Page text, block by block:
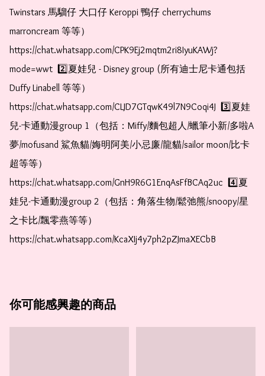
Twinstars 馬騮仔 大口仔 Keroppi 鴨仔 cherrychums
marroncream 等等）
https://chat.whatsapp.com/CPK9Ej2mqtm2ri8IyuKAWj?
mode=wwt  2️⃣夏娃兒 - Disney group (所有迪士尼卡通包括
Duffy Linabell 等等）
https://chat.whatsapp.com/CLJD7GTqwK49l7N9Coqi4J  3️⃣夏娃
兒-卡通動漫group 1（包括：Miffy/麵包超人/蠟筆小新/多啦A
夢/mofusand 鯊魚貓/娒明阿美/小忌廉/龍貓/sailor moon/比卡
超等等）
https://chat.whatsapp.com/GnH9R6G1EnqAsFfBCAq2uc  4️⃣夏
娃兒-卡通動漫group 2（包括：角落生物/鬆弛熊/snoopy/星
之卡比/飄零燕等等）
https://chat.whatsapp.com/KcaXIj4y7ph2pZJmaXECbB
你可能感興趣的商品